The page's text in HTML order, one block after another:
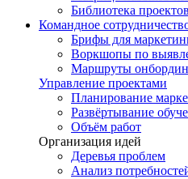
Библиотека проектов
Командное
Брифы для
Воркшопы по
Маршруты
Управление проектами
Планирование
Развёртывание
Объём работ
Организация идей
Деревья проблем
Анализ